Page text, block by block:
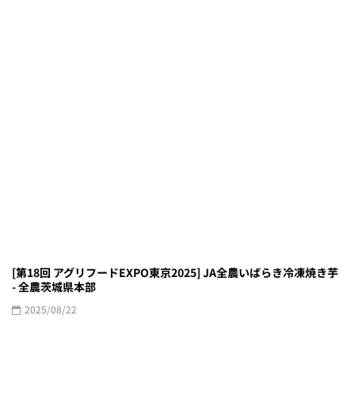
[第18回 アグリフードEXPO東京2025] JA全農いばらき冷凍焼き芋
- 全農茨城県本部
2025/08/22